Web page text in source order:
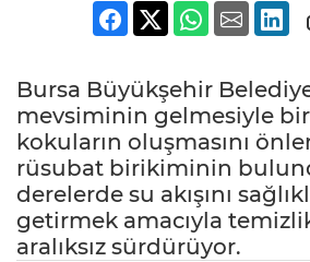
Bursa Büyükşehir
mevsiminin gelmesiyle
kokuların oluşmasını
rüsubat birikiminin
derelerde su akışını
getirmek amacıyla temizlik
aralıksız sürdürüyor.